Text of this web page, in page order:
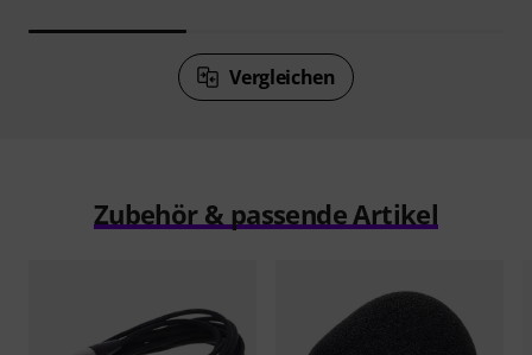
Vergleichen
Zubehör & passende Artikel